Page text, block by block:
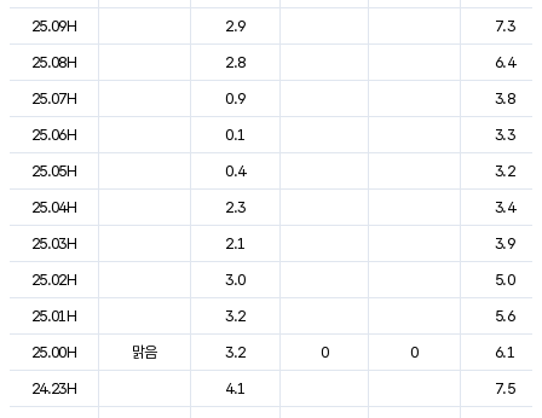
25.09H
2.9
7.3
25.08H
2.8
6.4
25.07H
0.9
3.8
25.06H
0.1
3.3
25.05H
0.4
3.2
25.04H
2.3
3.4
25.03H
2.1
3.9
25.02H
3.0
5.0
25.01H
3.2
5.6
25.00H
맑음 3.2 0 0
6.1
24.23H
4.1
7.5